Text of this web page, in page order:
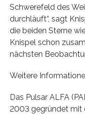
Schwerefeld des
durchläuft“, sagt
die beiden Sterne
Knispel schon
nächsten
Weitere
Das Pulsar ALFA
2003 gegründet mit